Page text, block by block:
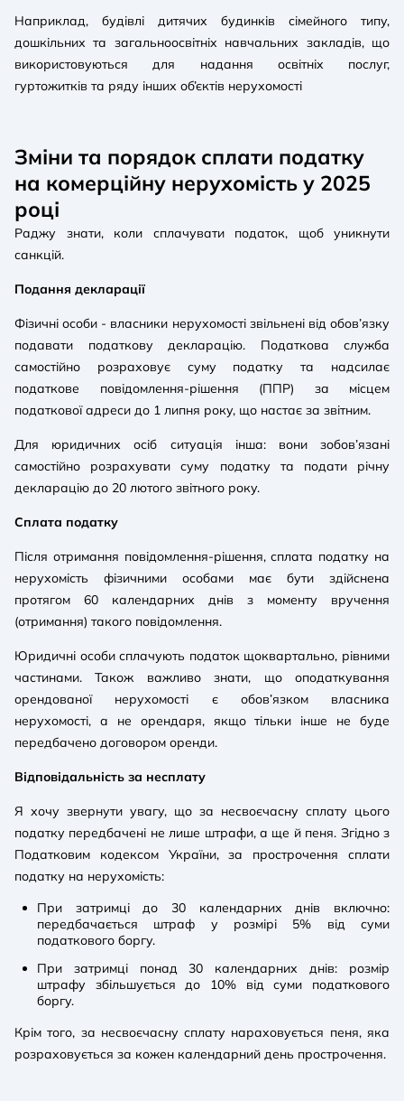
Наприклад, будівлі дитячих будинків сімейного типу,
дошкільних та загальноосвітніх навчальних закладів, що
використовуються для надання освітніх послуг,
гуртожитків та ряду інших об’єктів нерухомості
Зміни та порядок сплати податку
на комерційну нерухомість у 2025
році
Раджу знати, коли сплачувати податок, щоб уникнути
санкцій.
Подання декларації
Фізичні особи - власники нерухомості звільнені від обов’язку
подавати податкову декларацію. Податкова служба
самостійно розраховує суму податку та надсилає
податкове повідомлення-рішення (ППР) за місцем
податкової адреси до 1 липня року, що настає за звітним.
Для юридичних осіб ситуація інша: вони зобов’язані
самостійно розрахувати суму податку та подати річну
декларацію до 20 лютого звітного року.
Сплата податку
Після отримання повідомлення-рішення, сплата податку на
нерухомість фізичними особами має бути здійснена
протягом 60 календарних днів з моменту вручення
(отримання) такого повідомлення.
Юридичні особи сплачують податок щоквартально, рівними
частинами. Також важливо знати, що оподаткування
орендованої нерухомості є обов’язком власника
нерухомості, а не орендаря, якщо тільки інше не буде
передбачено договором оренди.
Відповідальність за несплату
Я хочу звернути увагу, що за несвоєчасну сплату цього
податку передбачені не лише штрафи, а ще й пеня. Згідно з
Податковим кодексом України, за прострочення сплати
податку на нерухомість:
При затримці до 30 календарних днів включно:
передбачається штраф у розмірі 5% від суми
податкового боргу.
При затримці понад 30 календарних днів: розмір
штрафу збільшується до 10% від суми податкового
боргу.
Крім того, за несвоєчасну сплату нараховується пеня, яка
розраховується за кожен календарний день прострочення.